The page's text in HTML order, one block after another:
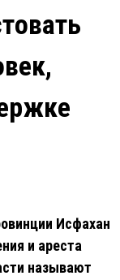
Исфахан
и ареста
называют